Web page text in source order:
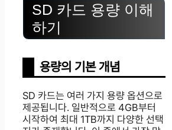
SD 카드 용량 이해
하기
용량의 기본 개념
SD 카드는 여러 가지 용량 옵션으로
제공됩니다. 일반적으로 4GB부터
시작하여 최대 1TB까지 다양한 선택